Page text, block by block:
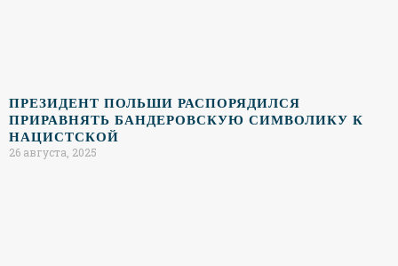
ПРЕЗИДЕНТ ПОЛЬШИ РАСПОРЯДИЛСЯ
ПРИРАВНЯТЬ БАНДЕРОВСКУЮ СИМВОЛИКУ К
НАЦИСТСКОЙ
26 августа, 2025